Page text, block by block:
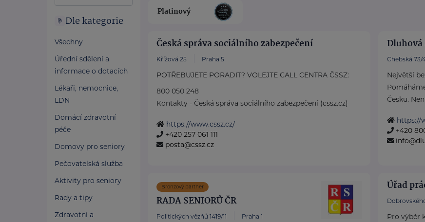
Dle kategorie
Všechny
Úřední sdělení a
informace o dotacích
Lékaři, nemocnice,
LDN
Domácí zdravotní
péče
Domovy pro seniory
Pečovatelská služba
Aktivity pro seniory
Rady a tipy
Zdravotní a
Platinový
Česká správa sociálního zabezpečení
Křížová 25 Praha 5
POTŘEBUJETE PORADIT? VOLEJTE CALL CENTRA ČSSZ:
800 050 248
Kontakty - Česká správa sociálního zabezpečení (cssz.cz)
https://www.cssz.cz/
+420 257 061 111
posta@cssz.cz
Chebská 73/
Největší
Česku.
https://
+420
Bronzový partner
RADA SENIORŮ ČR
Politických vězňů 1419/11 Praha 1
Úřad
Pro výběr